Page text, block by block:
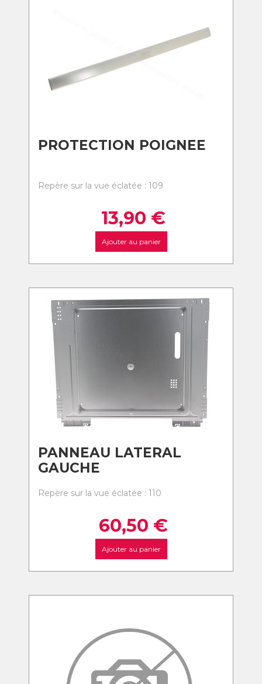
PROTECTION POIGNEE
Repère sur la vue éclatée : 109
13,90 €
Ajouter au panier
PANNEAU LATERAL
GAUCHE
Repère sur la vue éclatée : 110
60,50 €
Ajouter au panier